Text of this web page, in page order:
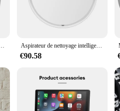
par Traînée, Aspirateur Intelligent Domestique Intégré, Nouveauté Aspirateur de nettoyage intelligent pour la maison, machine de balayage, recharge automatique, usage domestique et de bureau, mince, nouveau, 1000Pa, 3 en 1
€90.58